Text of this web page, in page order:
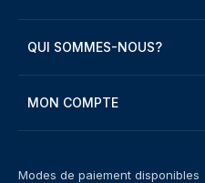
QUI SOMMES-NOUS?
MON COMPTE
Modes de paiement disponibles